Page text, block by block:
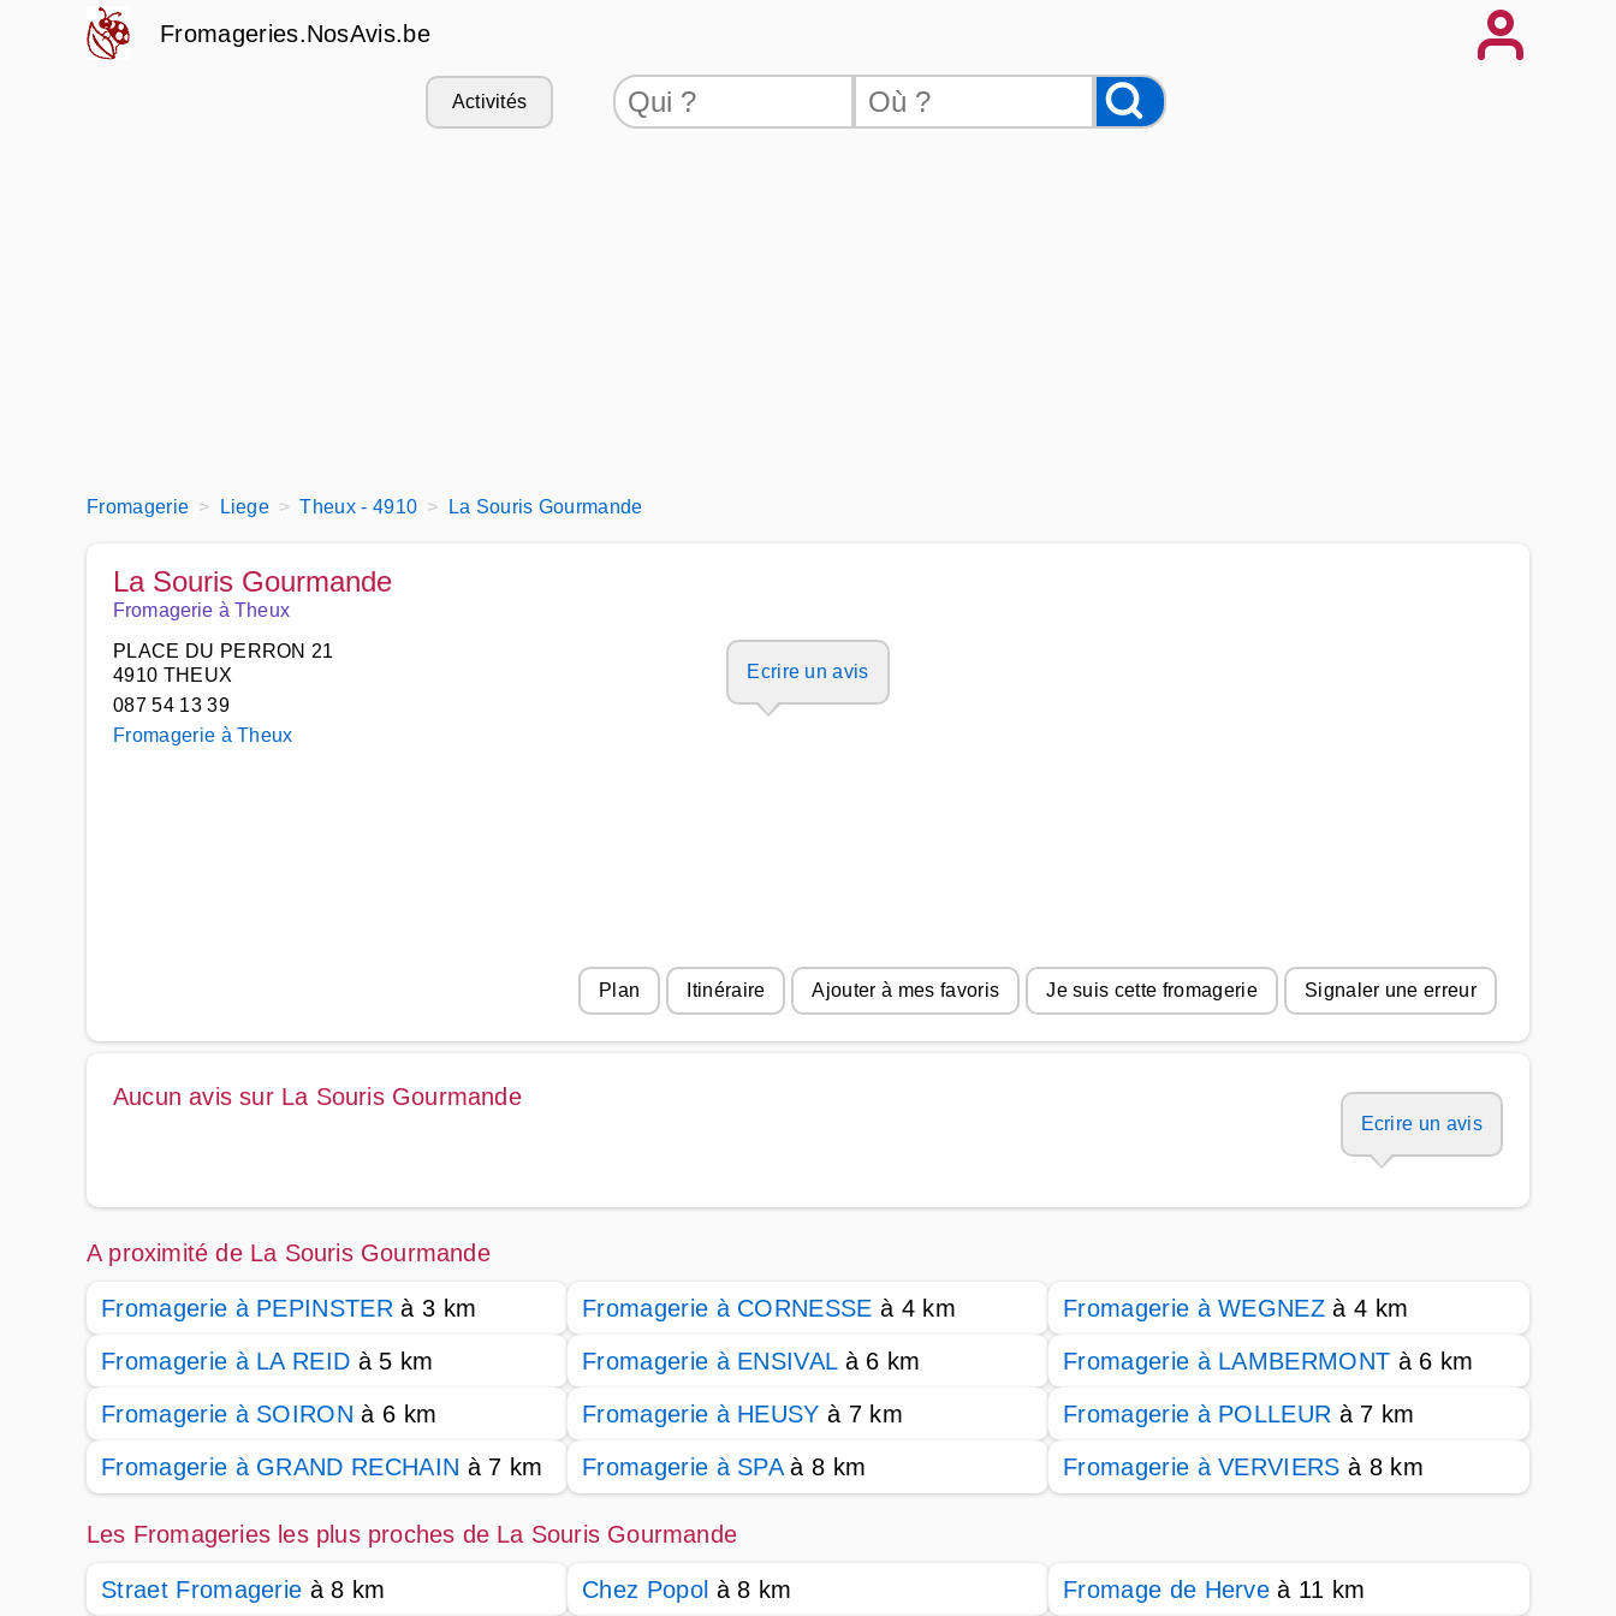
Fromageries.NosAvis.be
Activités
Fromagerie Liege Theux - 4910 La Souris Gourmande
La Souris Gourmande
Fromagerie à Theux
PLACE DU PERRON 21
4910 THEUX
087 54 13 39
Fromagerie à Theux
Ecrire un avis
Plan Itinéraire Ajouter à mes favoris Je suis cette fromagerie Signaler une erreur
Aucun avis sur La Souris Gourmande
Ecrire un avis
A proximité de La Souris Gourmande
Fromagerie à PEPINSTER à 3 km Fromagerie à CORNESSE à 4 km Fromagerie à WEGNEZ à 4 km
Fromagerie à LA REID à 5 km Fromagerie à ENSIVALà 6 km Fromagerie à LAMBERMONT à 6 km
Fromagerie à SOIRON à 6 km Fromagerie à HEUSY à 7 km Fromagerie à POLLEUR à 7 km
Fromagerie à GRAND RECHAIN à 7 km Fromagerie à SPAà 8 km Fromagerie à VERVIERS à 8 km
Les Fromageries les plus proches de La Souris Gourmande
Straet Fromagerie à 8 km Chez Popol à 8 km Fromage de Herve à 11 km